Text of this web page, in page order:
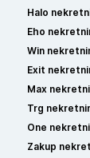
Halo
Eho
Win
Exit
Max
Trg
One
Zakup